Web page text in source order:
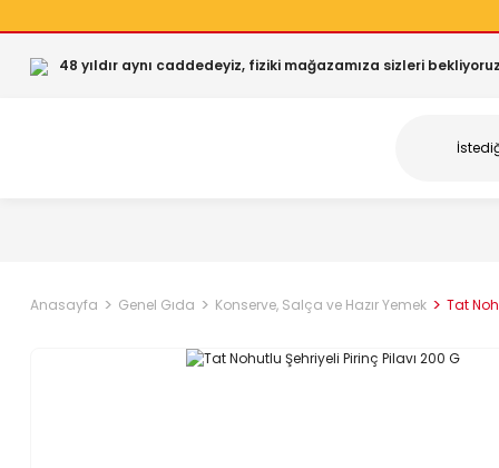
48 yıldır aynı caddedeyiz, fiziki mağazamıza sizleri
Anasayfa Genel Gıda Konserve, Salça ve Hazır Yemek Tat